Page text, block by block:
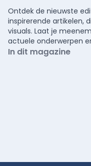
Ontdek de nieuwste
inspirerende artikelen,
visuals. Laat je
actuele onderwerpen
In dit magazine